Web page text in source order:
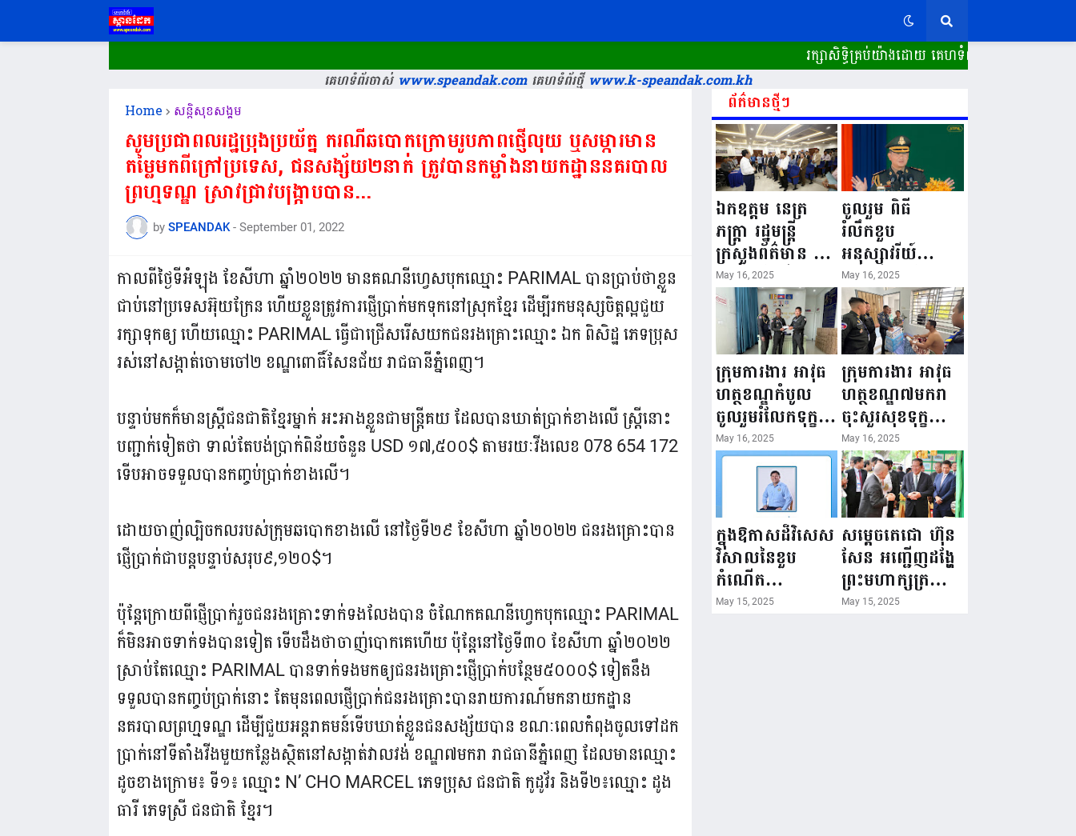
រក្សាសិទ្ធិគ្រប់យ៉ាងដោយ គេហទំព័រ ស្ពានដែក​
គេហទំព័រចាស់www.speandak.comគេហទំព័រថ្មីwww.k-speandak.com.kh
Home សន្តិសុខសង្គម
សូមប្រជាពលរដ្ឋប្រុងប្រយ័ត្ន ករណីឆបោកក្រោមរូបភាពផ្ញើលុយ ឬសម្ភារមាន
តម្លៃមកពីក្រៅប្រទេស, ជនសង្ស័យ២នាក់ ត្រូវបានកម្លាំងនាយកដ្ឋាននគរបាល
ព្រហ្មទណ្ឌ ស្រាវជ្រាវបង្ក្រាបបាន...
by SPEANDAK - September 01, 2022
កាលពីថ្ងៃទីអំឡុង ខែសីហា ឆ្នាំ២០២២ មានគណនីហ្វេសបុកឈ្មោះ PARIMAL បានប្រាប់ថាខ្លួន
ជាប់នៅប្រទេសអ៊ុយក្រែន ហើយខ្លួនត្រូវការផ្ញើប្រាក់មកទុកនៅស្រុកខ្មែរ ដើម្បីរកមនុស្សចិត្តល្អជួយ
រក្សាទុកឲ្យ ហើយឈ្មោះ PARIMAL ធ្វើជាជ្រើសរើសយកជនរងគ្រោះឈ្មោះ ឯក ពិសិដ្ឋ ភេទប្រុស
រស់នៅសង្កាត់ចោមចៅ២ ខណ្ឌពោធិ៍សែនជ័យ រាជធានីភ្នំពេញ។
បន្ទាប់មកក៏មានស្រ្តីជនជាតិខ្មែរម្នាក់ អះអាងខ្លួនជាមន្រ្តីគយ ដែលបានឃាត់ប្រាក់ខាងលើ ស្ត្រីនោះ
បញ្ជាក់ទៀតថា ទាល់តែបង់ប្រាក់ពិន័យចំនួន USD ១៧,៥០០$ តាមរយៈវីងលេខ 078 654 172
ទើបអាចទទួលបានកញ្ចប់ប្រាក់ខាងលើ។
ដោយចាញ់ល្បិចកលរបស់ក្រុមឆបោកខាងលើ នៅថ្ងៃទី២៩ ខែសីហា ឆ្នាំ២០២២ ជនរងគ្រោះបាន
ផ្ញើប្រាក់ជាបន្តបន្ទាប់សរុប៩,១២០$។
ប៉ុន្តែក្រោយពីផ្ញើប្រាក់រួចជនរងគ្រោះទាក់ទងលែងបាន ចំណែកគណនីហ្វេកបុកឈ្មោះ PARIMAL
ក៏មិនអាចទាក់ទងបានទៀត ទើបដឹងថាចាញ់បោកគេហើយ ប៉ុន្តែនៅថ្ងៃទី៣០ ខែសីហា ឆ្នាំ២០២២
ស្រាប់តែឈ្មោះ PARIMAL បានទាក់ទងមកឲ្យជនរងគ្រោះផ្ញើប្រាក់បន្ថែម៥០០០$ ទៀតនឹង
ទទួលបានកញ្ចប់ប្រាក់នោះ តែមុនពេលផ្ញើប្រាក់ជនរងគ្រោះបានរាយការណ៍មកនាយកដ្ឋាន
នគរបាលព្រហ្មទណ្ឌ ដើម្បីជួយអន្តរាគមន៍ទើបឃាត់ខ្លួនជនសង្ស័យបាន ខណៈពេលកំពុងចូលទៅដក
ប្រាក់នៅទីតាំងវីងមួយកន្លែងស្ថិតនៅសង្កាត់វាលវង់ ខណ្ឌ៧មករា រាជធានីភ្នំពេញ ដែលមានឈ្មោះ
ដូចខាងក្រោម៖ ទី១៖ ឈ្មោះ N’ CHO MARCEL ភេទប្រុស ជនជាតិ កូដូវ័រ និងទី២៖ឈ្មោះ ដូង
ធារី ភេទស្រី ជនជាតិ ខ្មែរ។
ព័ត៌មានថ្មីៗ
ឯកឧត្តម នេត្រ
ភក្ត្រា រដ្ឋមន្ត្រី
ក្រសួងព័ត៌មាន នៅ
រសៀលថ្ងៃទី១៦ ខែ
ឧសភា
ឆ្នាំ២០២៥នេះ
បានអញ្ជើញចុះធ្វើ
ជំរឿនថ្នាក់ដឹកនាំ
មន្ត្រីរាជការស៉ីវិល
នៃក្រសួងព័ត៌មាន...
May 16, 2025
ចូលរួម ពិធី
រំលឹកខួប
អនុស្សាវរីយ៍
លើកទី៨០ ថ្ងៃ
កំណើតនគរបាល
ជាតិកម្ពុជា “១៦
ឧសភា ១៩៤៥ ~
១៦ ឧសភា
២០២៥”...
May 16, 2025
ក្រុមការងារ អាវុធ
ហត្ថខណ្ឌកំបូល
ចូលរួមរំលែកទុក្ខ
ដល់គ្រួសារ
សមាជិក ដែល
ឪពុកក្មេករបស់
លោកទទួលមរណៈ
ភាព!
May 16, 2025
ក្រុមការងារ អាវុធ
ហត្ថខណ្ឌ៧មករា
ចុះសួរសុខទុក្ខ
សមាជិក ដែលជួប
គ្រោះថ្នាក់
ចរាចរណ៍ កំពុង
សម្រាកព្យាបាល
នៅមន្ទីរពេទ្យ!
May 16, 2025
ក្នុងឱកាសដ៏វិសេស
វិសាលនៃខួប
កំណើត
គម្រប់ខួប៤៤
May 15, 2025
សម្តេចតេជោ ហ៊ុន
សែន អញ្ជើញដង្ហែ
ព្រះមហាក្សត្រ
យាងទតការតាំង
May 15, 2025